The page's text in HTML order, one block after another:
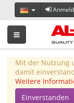
Toggle navigation
Mit der Nutzung
damit
Weitere
Einverstanden